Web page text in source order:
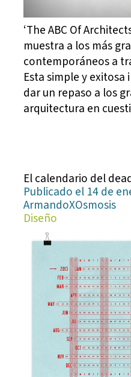
‘The ABC Of
muestra a los más
contemporáneos a
Esta simple y
dar un repaso a los
arquitectura en
El calendario del
Publicado el 14 de
ArmandoXOsmosis
Diseño